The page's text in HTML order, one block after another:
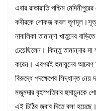
এবার রাতারাতি পশ্চিম
কবীরকে শোকজ় করল তৃণমূল।সূত্র
নাবালিকা তামান্না খাতুনের
চেয়েছিলেন। কিন্তু তামান্নার মা
করেন। এরপরই হুমায়ুনের আচরণ
বিরুদ্ধে পদক্ষেপের সিদ্ধান্ত
মজুমদার বৃহস্পতিবার হুমায়ুনকে
এই চিঠির জবাব দিতে বলা হয়েছে।